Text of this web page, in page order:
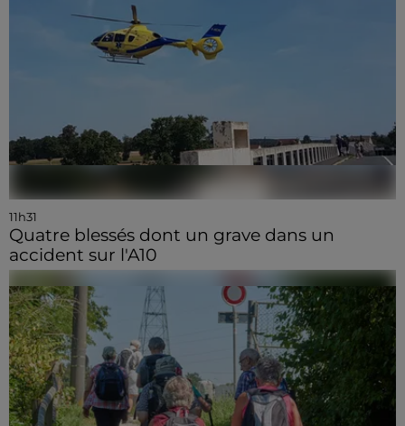
11h31
Quatre blessés dont un grave dans un
accident sur l'A10